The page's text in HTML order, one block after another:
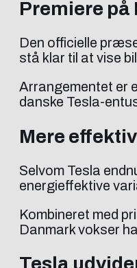
Premiere
Den officielle
stå klar til at vise
Arrangementet er
danske Tesla-
Mere
Selvom Tesla
energieffektive
Kombineret med
Danmark vokser
Tesla